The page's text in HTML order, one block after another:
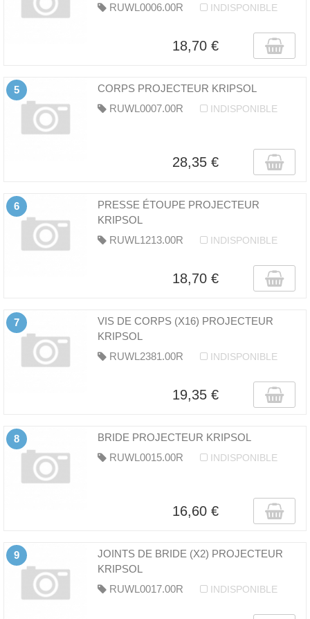
RUWL0006.00R
INDISPONIBLE
18,70 €
5
CORPS PROJECTEUR KRIPSOL
RUWL0007.00R
INDISPONIBLE
28,35 €
6
PRESSE ÉTOUPE PROJECTEUR
KRIPSOL
RUWL1213.00R
INDISPONIBLE
18,70 €
7
VIS DE CORPS (X16) PROJECTEUR
KRIPSOL
RUWL2381.00R
INDISPONIBLE
19,35 €
8
BRIDE PROJECTEUR KRIPSOL
RUWL0015.00R
INDISPONIBLE
16,60 €
9
JOINTS DE BRIDE (X2) PROJECTEUR
KRIPSOL
RUWL0017.00R
INDISPONIBLE